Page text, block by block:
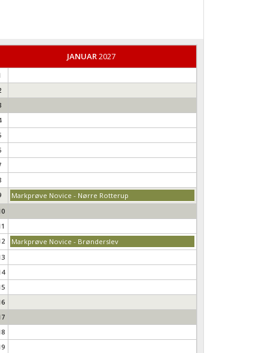
JANUAR2027
Markprøve Novice - Nørre Rotterup
Markprøve Novice - Brønderslev